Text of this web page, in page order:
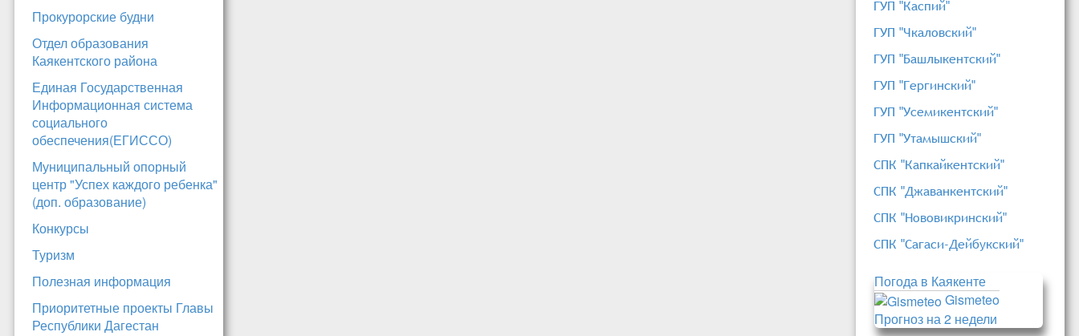
Прокурорские будни
Отдел образования
Каякентского района
Единая Государственная
Информационная система
социального
обеспечения(ЕГИССО)
Муниципальный опорный
центр "Успех каждого ребенка"
(доп. образование)
Конкурсы
Туризм
Полезная информация
Приоритетные проекты Главы
Республики Дагестан
ГУП "Каспий"
ГУП "Чкаловский"
ГУП "Башлыкентский"
ГУП "Гергинский"
ГУП "Усемикентский"
ГУП "Утамышский"
СПК "Капкайкентский"
СПК "Джаванкентский"
СПК "Нововикринский"
СПК "Сагаси-Дейбукский"
Погода в Каякенте
Gismeteo
Прогноз на 2 недели